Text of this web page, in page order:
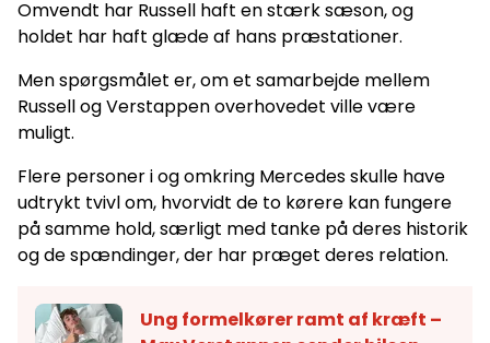
Omvendt har Russell haft en stærk sæson, og
holdet har haft glæde af hans præstationer.
Men spørgsmålet er, om et samarbejde mellem
Russell og Verstappen overhovedet ville være
muligt.
Flere personer i og omkring Mercedes skulle have
udtrykt tvivl om, hvorvidt de to kørere kan fungere
på samme hold, særligt med tanke på deres historik
og de spændinger, der har præget deres relation.
Ung formelkører ramt af kræft –